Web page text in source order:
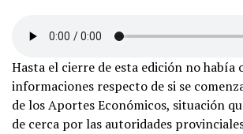
Hasta el cierre de esta edición no había
informaciones respecto de si se
de los Aportes Económicos, situación
de cerca por las autoridades